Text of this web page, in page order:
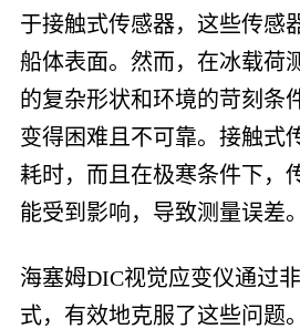
于接触式传感器，这些传感
船体表面。然而，在冰载荷
的复杂形状和环境的苛刻条
变得困难且不可靠。接触式
耗时，而且在极寒条件下，
能受到影响，导致测量误差。
海塞姆DIC视觉应变仪通过
式，有效地克服了这些问题